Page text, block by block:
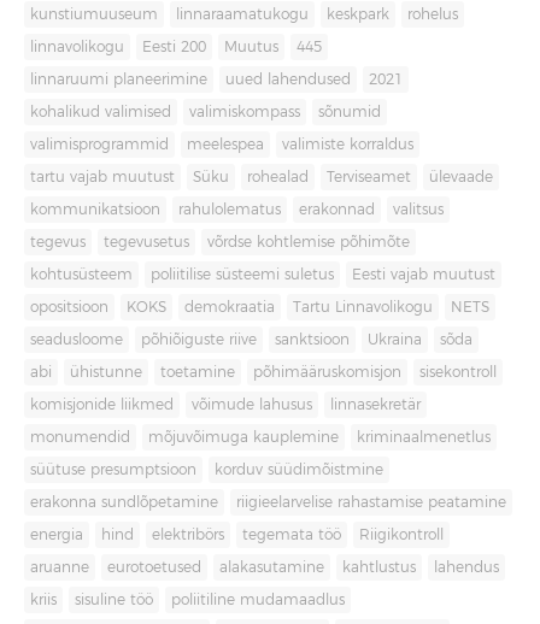
kunstiumuuseum linnaraamatukogu keskpark rohelus
linnavolikogu Eesti 200 Muutus 445
linnaruumi planeerimine uued lahendused 2021
kohalikud valimised valimiskompass sõnumid
valimisprogrammid meelespea valimiste korraldus
tartu vajab muutust Süku rohealad Terviseamet ülevaade
kommunikatsioon rahulolematus erakonnad valitsus
tegevus tegevusetus võrdse kohtlemise põhimõte
kohtusüsteem poliitilise süsteemi suletus Eesti vajab muutust
opositsioon KOKS demokraatia Tartu Linnavolikogu NETS
seadusloome põhiõiguste riive sanktsioon Ukraina sõda
abi ühistunne toetamine põhimääruskomisjon sisekontroll
komisjonide liikmed võimude lahusus linnasekretär
monumendid mõjuvõimuga kauplemine kriminaalmenetlus
süütuse presumptsioon korduv süüdimõistmine
erakonna sundlõpetamine riigieelarvelise rahastamise peatamine
energia hind elektribörs tegemata töö Riigikontroll
aruanne eurotoetused alakasutamine kahtlustus lahendus
kriis sisuline töö poliitiline mudamaadlus